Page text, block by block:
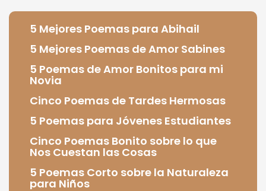
5 Mejores Poemas para Abihail
5 Mejores Poemas de Amor Sabines
5 Poemas de Amor Bonitos para mi
Novia
Cinco Poemas de Tardes Hermosas
5 Poemas para Jóvenes Estudiantes
Cinco Poemas Bonito sobre lo que
Nos Cuestan las Cosas
5 Poemas Corto sobre la Naturaleza
para Niños